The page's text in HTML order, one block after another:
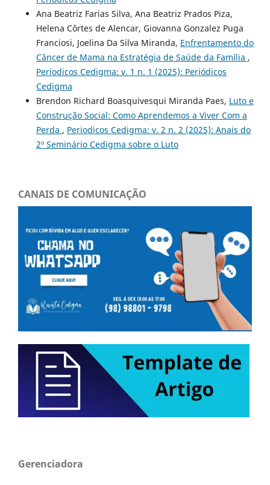
Ana Beatriz Farias Silva, Ana Beatriz Prados Piza,
Helena Côrtes de Alencar, Giovanna Gonzalez Puga
Franciosi, Joelina Da Silva Miranda, Enfrentamento do
Câncer de Mama na Estratégia de Saúde da Família ,
Periodicos Cedigma: v. 1 n. 1 (2025): Periódicos
Cedigma
Brendon Richard Boasquivesqui Miranda Paes, Luto e
Construção Social: Como Aprendemos a Viver Com a
Perda , Periodicos Cedigma: v. 2 n. 2 (2025): Anais do
2º Seminário Cedigma sobre o Luto
CANAIS DE COMUNICAÇÃO
Gerenciadora